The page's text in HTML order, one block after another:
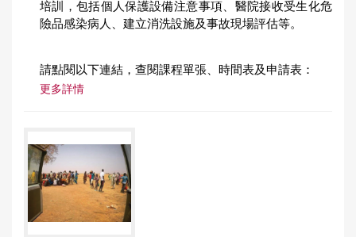
培訓，包括個人保護設備注意事項、醫院接收受生化危
險品感染病人、建立消洗設施及事故現場評估等。
請點閱以下連結，查閱課程單張、時間表及申請表：
更多詳情